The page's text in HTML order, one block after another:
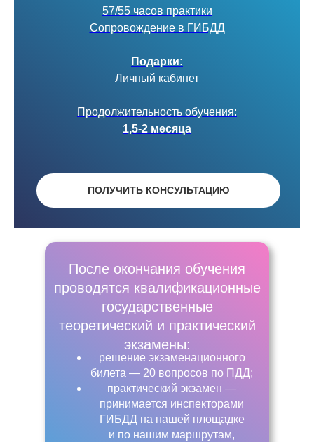
57/55 часов практики
Сопровождение в ГИБДД
Подарки:
Личный кабинет
Продолжительность обучения:
1,5-2 месяца
ПОЛУЧИТЬ КОНСУЛЬТАЦИЮ
решение экзаменационного
билета — 20 вопросов по ПДД;
практический экзамен —
принимается инспекторами
ГИБДД на нашей площадке
и по нашим маршрутам,
После окончания обучения
проводятся квалификационные
государственные
теоретический и практический
экзамены: